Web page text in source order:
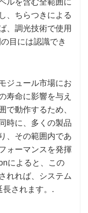
ルを含む全範囲に
、ちらつきによる
、調光技術で使用
目には認識でき
ジュール市場にお
寿命に影響を与え
で動作するため、
時に、多くの製品
、その範囲内であ
ォーマンスを発揮
によると、この
れれば、システム
長されます。.